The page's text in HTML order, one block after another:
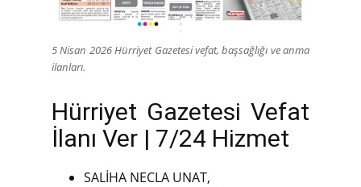
5 Nisan 2026 Hürriyet Gazetesi vefat, başsağlığı ve anma
ilanları.
Hürriyet Gazetesi Vefat
İlanı Ver | 7/24 Hizmet
SALİHA NECLA UNAT,